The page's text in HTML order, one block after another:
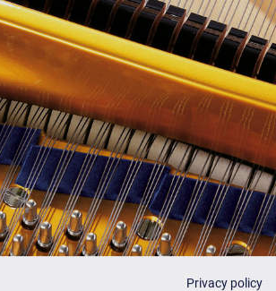
Privacy policy